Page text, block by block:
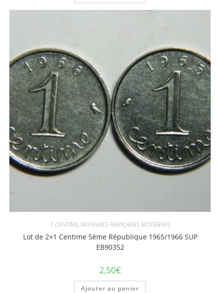
1 CENTIME, MONNAIES FRANÇAISES MODERNES
Lot de 2×1 Centime 5ème République 1965/1966 SUP
EB90352
2,50€
Ajouter au panier